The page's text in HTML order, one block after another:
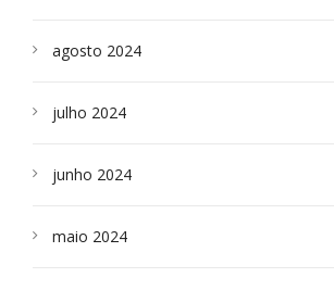
agosto 2024
julho 2024
junho 2024
maio 2024